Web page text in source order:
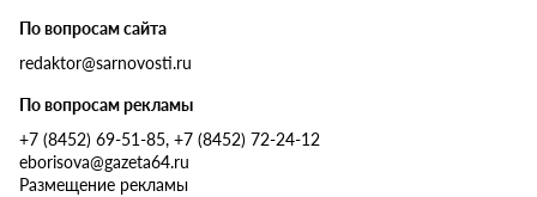
По вопросам сайта
redaktor@sarnovosti.ru
По вопросам рекламы
+7 (8452) 69-51-85, +7 (8452) 72-24-12
eborisova@gazeta64.ru
Размещение рекламы